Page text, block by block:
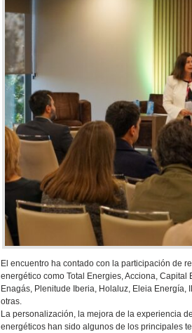
El encuentro ha contado con la participación de
energético como Total Energies, Acciona, Capital
Enagás, Plenitude Iberia, Holaluz, Eleia Energía,
otras.
La personalización, la mejora de la experiencia
energéticos han sido algunos de los principales